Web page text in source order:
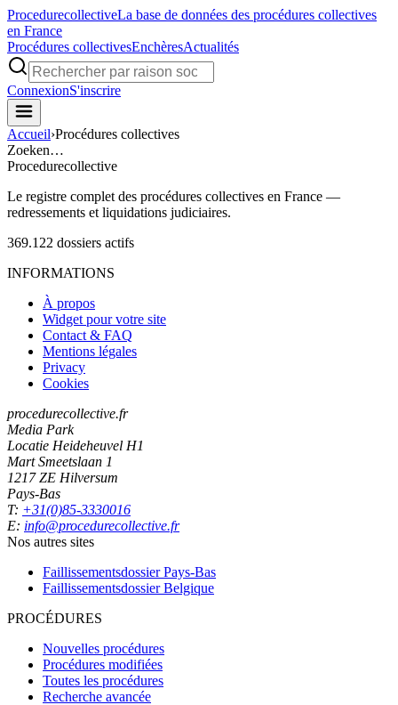
ProcedurecollectiveLa base de données des procédures collectives
en France
Procédures collectivesEnchèresActualités
ConnexionS'inscrire
Accueil›Procédures collectives
Zoeken…
Procedurecollective
Le registre complet des procédures collectives en France —
redressements et liquidations judiciaires.
369.122 dossiers actifs
INFORMATIONS
À propos
Widget pour votre site
Contact & FAQ
Mentions légales
Privacy
Cookies
procedurecollective.fr
Media Park
Locatie Heideheuvel H1
Mart Smeetslaan 1
1217 ZE Hilversum
Pays-Bas
T: +31(0)85-3330016
E: info@procedurecollective.fr
Nos autres sites
Faillissementsdossier Pays-Bas
Faillissementsdossier Belgique
PROCÉDURES
Nouvelles procédures
Procédures modifiées
Toutes les procédures
Recherche avancée